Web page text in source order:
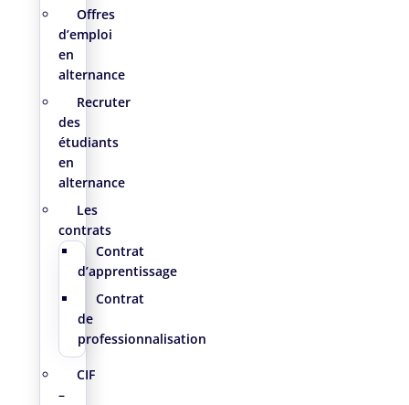
Offres
d’emploi
en
alternance
Recruter
des
étudiants
en
alternance
Les
contrats
Contrat
d’apprentissage
Contrat
de
professionnalisation
CIF
–